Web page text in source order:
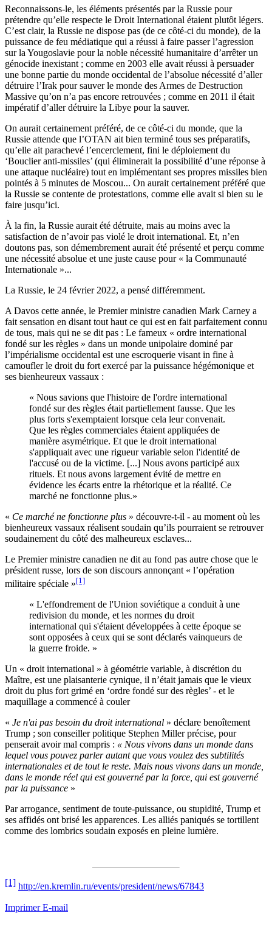
Reconnaissons-le, les éléments présentés par la Russie pour
prétendre qu’elle respecte le Droit International étaient plutôt légers.
C’est clair, la Russie ne dispose pas (de ce côté-ci du monde), de la
puissance de feu médiatique qui a réussi à faire passer l’agression
sur la Yougoslavie pour la noble nécessité humanitaire d’arrêter un
génocide inexistant ; comme en 2003 elle avait réussi à persuader
une bonne partie du monde occidental de l’absolue nécessité d’aller
détruire l’Irak pour sauver le monde des Armes de Destruction
Massive qu’on n’a pas encore retrouvées ; comme en 2011 il était
impératif d’aller détruire la Libye pour la sauver.
On aurait certainement préféré, de ce côté-ci du monde, que la
Russie attende que l’OTAN ait bien terminé tous ses préparatifs,
qu’elle ait parachevé l’encerclement, fini le déploiement du
‘Bouclier anti-missiles’ (qui éliminerait la possibilité d’une réponse à
une attaque nucléaire) tout en implémentant ses propres missiles bien
pointés à 5 minutes de Moscou... On aurait certainement préféré que
la Russie se contente de protestations, comme elle avait si bien su le
faire jusqu’ici.
À la fin, la Russie aurait été détruite, mais au moins avec la
satisfaction de n’avoir pas violé le droit international. Et, n’en
doutons pas, son démembrement aurait été présenté et perçu comme
une nécessité absolue et une juste cause pour « la Communauté
Internationale »...
La Russie, le 24 février 2022, a pensé différemment.
A Davos cette année, le Premier ministre canadien Mark Carney a
fait sensation en disant tout haut ce qui est en fait parfaitement connu
de tous, mais qui ne se dit pas : Le fameux « ordre international
fondé sur les règles » dans un monde unipolaire dominé par
l’impérialisme occidental est une escroquerie visant in fine à
camoufler le droit du fort exercé par la puissance hégémonique et
ses bienheureux vassaux :
« Nous savions que l'histoire de l'ordre international
fondé sur des règles était partiellement fausse. Que les
plus forts s'exemptaient lorsque cela leur convenait.
Que les règles commerciales étaient appliquées de
manière asymétrique. Et que le droit international
s'appliquait avec une rigueur variable selon l'identité de
l'accusé ou de la victime. [...] Nous avons participé aux
rituels. Et nous avons largement évité de mettre en
évidence les écarts entre la rhétorique et la réalité. Ce
marché ne fonctionne plus.»
« Ce marché ne fonctionne plus » découvre-t-il - au moment où les
bienheureux vassaux réalisent soudain qu’ils pourraient se retrouver
soudainement du côté des malheureux esclaves...
Le Premier ministre canadien ne dit au fond pas autre chose que le
président russe, lors de son discours annonçant « l’opération
militaire spéciale »[1]
« L'effondrement de l'Union soviétique a conduit à une
redivision du monde, et les normes du droit
international qui s'étaient développées à cette époque se
sont opposées à ceux qui se sont déclarés vainqueurs de
la guerre froide. »
Un « droit international » à géométrie variable, à discrétion du
Maître, est une plaisanterie cynique, il n’était jamais que le vieux
droit du plus fort grimé en ‘ordre fondé sur des règles’ - et le
maquillage a commencé à couler
« Je n'ai pas besoin du droit international » déclare benoîtement
Trump ; son conseiller politique Stephen Miller précise, pour
penserait avoir mal compris : « Nous vivons dans un monde dans
lequel vous pouvez parler autant que vous voulez des subtilités
internationales et de tout le reste. Mais nous vivons dans un monde,
dans le monde réel qui est gouverné par la force, qui est gouverné
par la puissance »
Par arrogance, sentiment de toute-puissance, ou stupidité, Trump et
ses affidés ont brisé les apparences. Les alliés paniqués se tortillent
comme des lombrics soudain exposés en pleine lumière.
[1] http://en.kremlin.ru/events/president/news/67843
ImprimerE-mail